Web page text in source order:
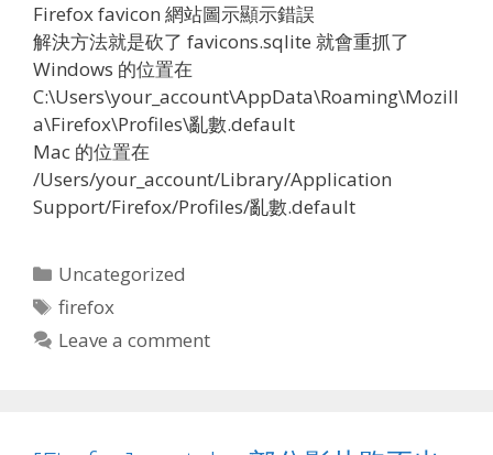
Firefox favicon 網站圖示顯示錯誤
解決方法就是砍了 favicons.sqlite 就會重抓了
Windows 的位置在
C:\Users\your_account\AppData\Roaming\Mozill
a\Firefox\Profiles\亂數.default
Mac 的位置在
/Users/your_account/Library/Application
Support/Firefox/Profiles/亂數.default
Categories
Uncategorized
Tags
firefox
Leave a comment